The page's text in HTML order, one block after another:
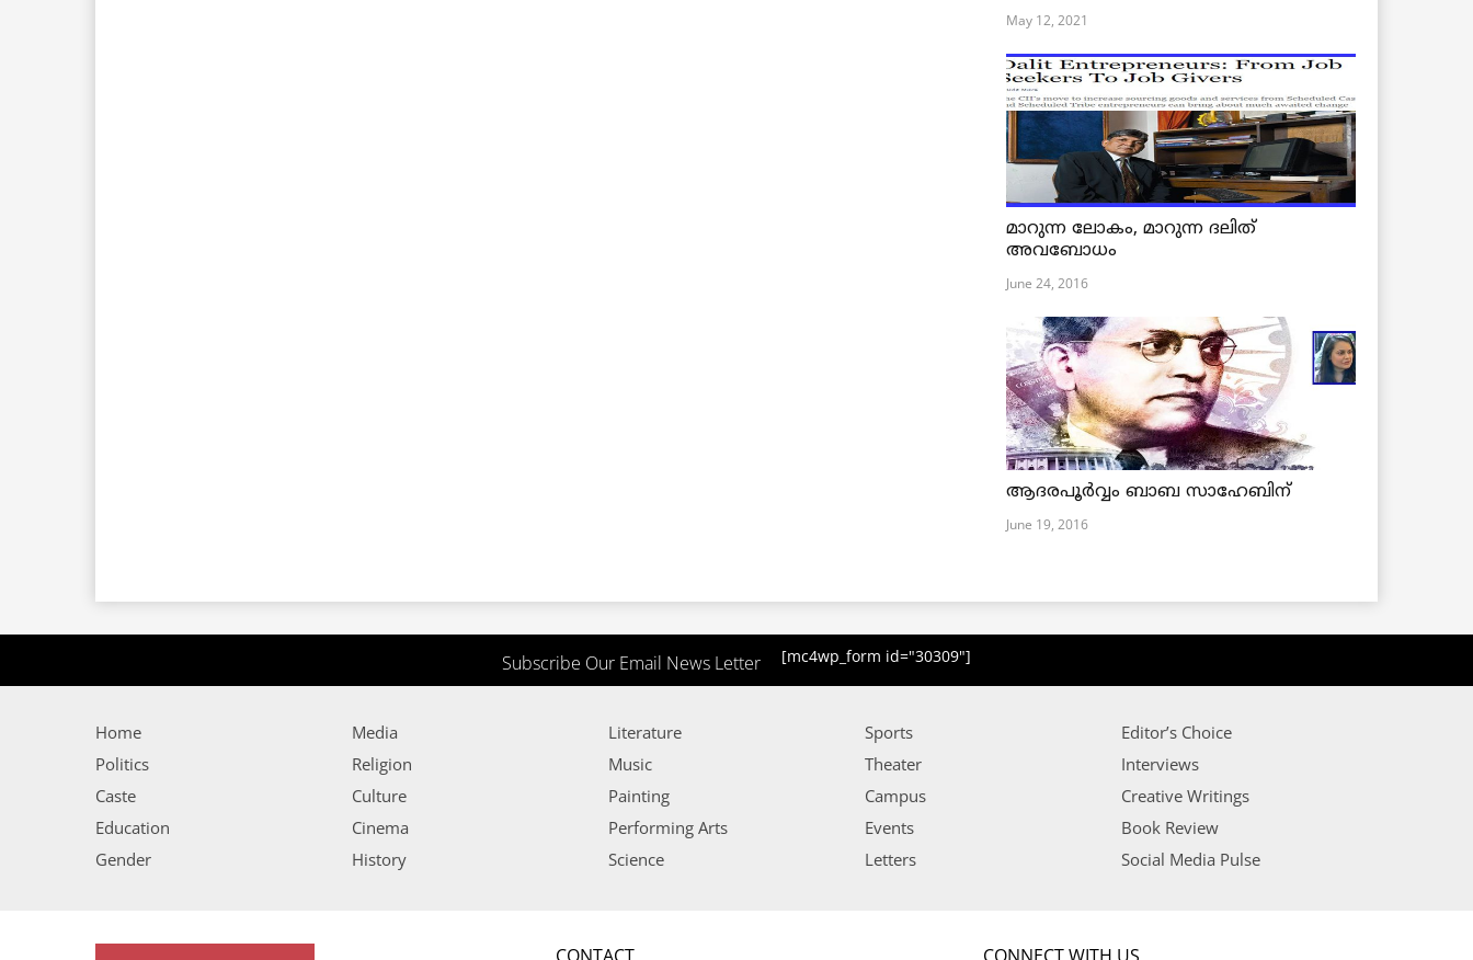
May 12, 2021
മാറുന്ന ലോകം, മാറുന്ന ദലിത്
അവബോധം
June 24, 2016
ആദരപൂര്‍വ്വം ബാബ സാഹേബിന്
June 19, 2016
Subscribe Our Email News Letter [mc4wp_form id="30309"]
Home
Politics
Caste
Education
Gender
Media
Religion
Culture
Cinema
History
Literature
Music
Painting
Performing Arts
Science
Sports
Theater
Campus
Events
Letters
Editor’s Choice
Interviews
Creative Writings
Book Review
Social Media Pulse